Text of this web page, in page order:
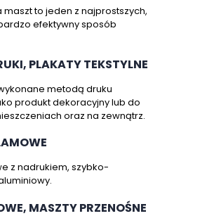
maszt to jeden z najprostszych,
efektywny sposób
PLAKATY TEKSTYLNE
metodą druku
produkt dekoracyjny lub do
oraz na zewnątrz.
z nadrukiem, szybko-
MASZTY PRZENOŚNE